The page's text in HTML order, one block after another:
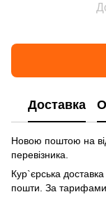
Доставка
Новою поштою на
перевізника.
Кур`єрська
пошти. За тарифами